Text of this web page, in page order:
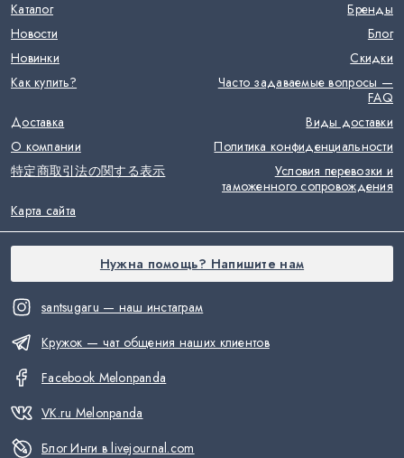
santsugaru — наш инстаграм
Кружок — чат общения наших клиентов
Facebook Melonpanda
VK.ru Melonpanda
Блог Инги в livejournal.com
Каталог
Бренды
Новости
Блог
Новинки
Скидки
Как купить?
Часто задаваемые вопросы —
FAQ
Доставка
Виды доставки
О компании
Политика конфиденциальности
特定商取引法の関する表示
Условия перевозки и
таможенного сопровождения
Карта сайта
Нужна помощь? Напишите нам